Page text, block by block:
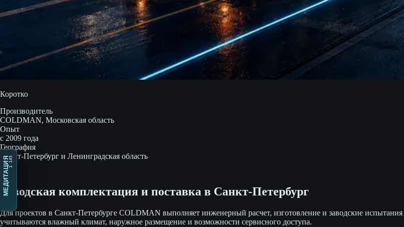
Коротко
Производитель
COLDMAN, Московская область
Опыт
с 2009 года
География
Санкт-Петербург и Ленинградская область
Заводская комплектация и поставка в Санкт-Петербург
Для проектов в Санкт-Петербурге COLDMAN выполняет инженерный расчет, изготовление и заводские
учитываются влажный климат, наружное размещение и возможности сервисного доступа.
МЕДИТАЦИЯ1 145